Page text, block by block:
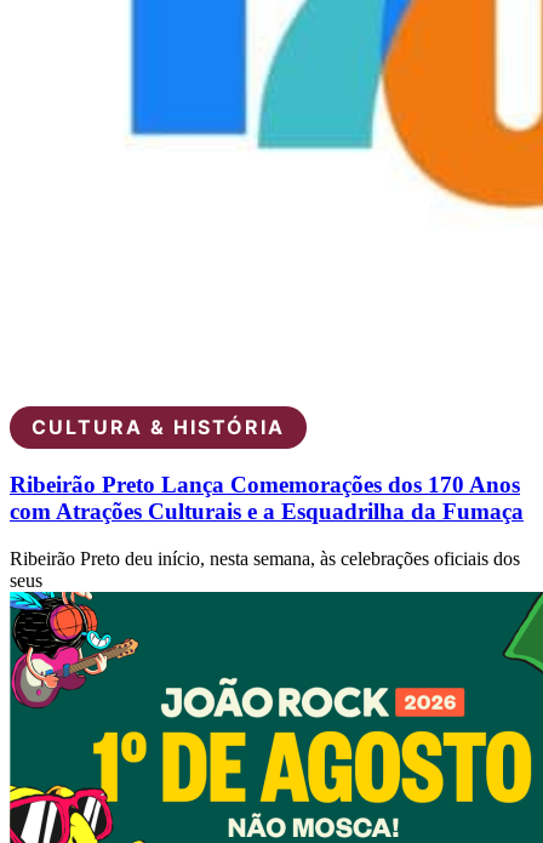
CULTURA & HISTÓRIA
Ribeirão Preto Lança Comemorações dos 170 Anos
com Atrações Culturais e a Esquadrilha da Fumaça
Ribeirão Preto deu início, nesta semana, às celebrações oficiais dos
seus